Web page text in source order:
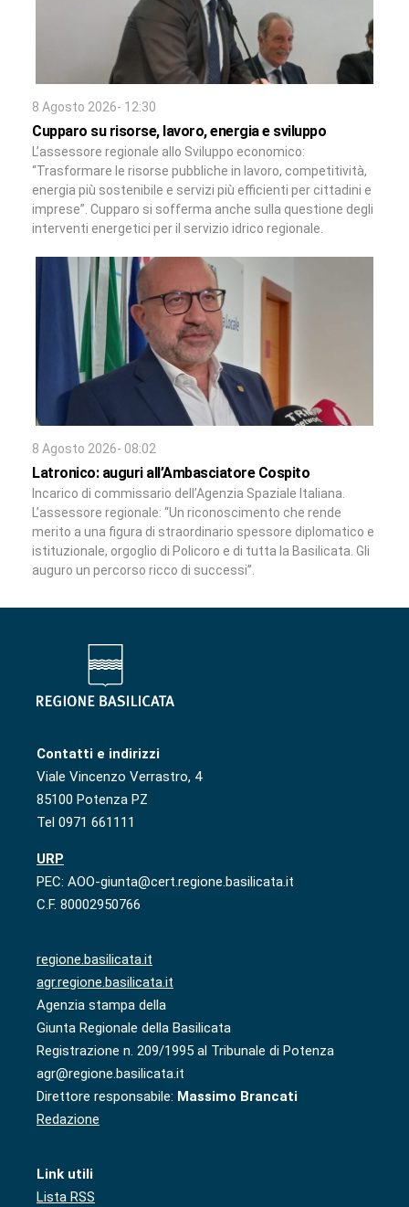
8 Agosto 2026- 12:30
Cupparo su risorse, lavoro, energia e sviluppo
L’assessore regionale allo Sviluppo economico:
“Trasformare le risorse pubbliche in lavoro, competitività,
energia più sostenibile e servizi più efficienti per cittadini e
imprese”. Cupparo si sofferma anche sulla questione degli
interventi energetici per il servizio idrico regionale.
8 Agosto 2026- 08:02
Latronico: auguri all’Ambasciatore Cospito
Incarico di commissario dell’Agenzia Spaziale Italiana.
L’assessore regionale: “Un riconoscimento che rende
merito a una figura di straordinario spessore diplomatico e
istituzionale, orgoglio di Policoro e di tutta la Basilicata. Gli
auguro un percorso ricco di successi”.
Contatti e indirizzi
Viale Vincenzo Verrastro, 4
85100 Potenza PZ
Tel 0971 661111
URP
PEC: AOO-giunta@cert.regione.basilicata.it
C.F. 80002950766
regione.basilicata.it
agr.regione.basilicata.it
Agenzia stampa della
Giunta Regionale della Basilicata
Registrazione n. 209/1995 al Tribunale di Potenza
agr@regione.basilicata.it
Direttore responsabile: Massimo Brancati
Redazione
Link utili
Lista RSS